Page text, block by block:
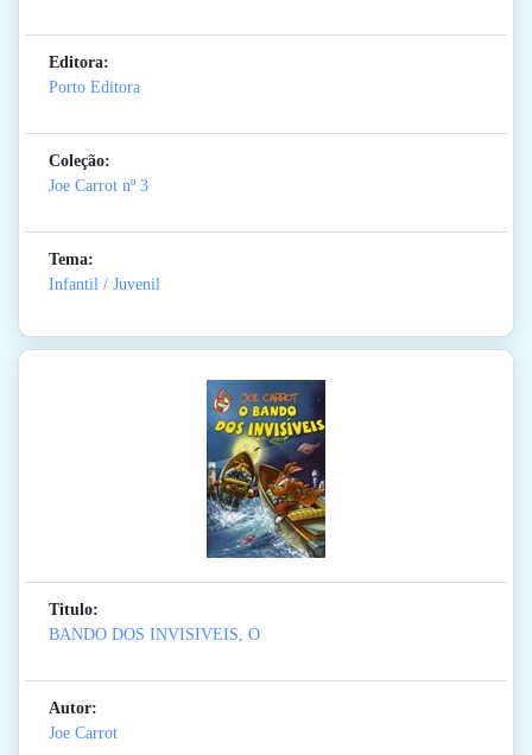
Editora:
Porto Editora
Coleção:
Joe Carrot nº 3
Tema:
Infantil / Juvenil
Titulo:
BANDO DOS INVISIVEIS, O
Autor:
Joe Carrot